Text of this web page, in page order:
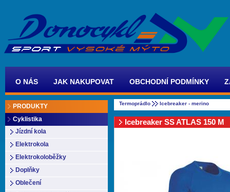
O NÁS JAK NAKUPOVAT OBCHODNÍ PODMÍNKY
PRODUKTY
Cyklistika
Jízdní kola
Elektrokola
Elektrokoloběžky
Doplňky
Oblečení
Termoprádlo Icebreaker - merino
Icebreaker SS ATLAS 150 M